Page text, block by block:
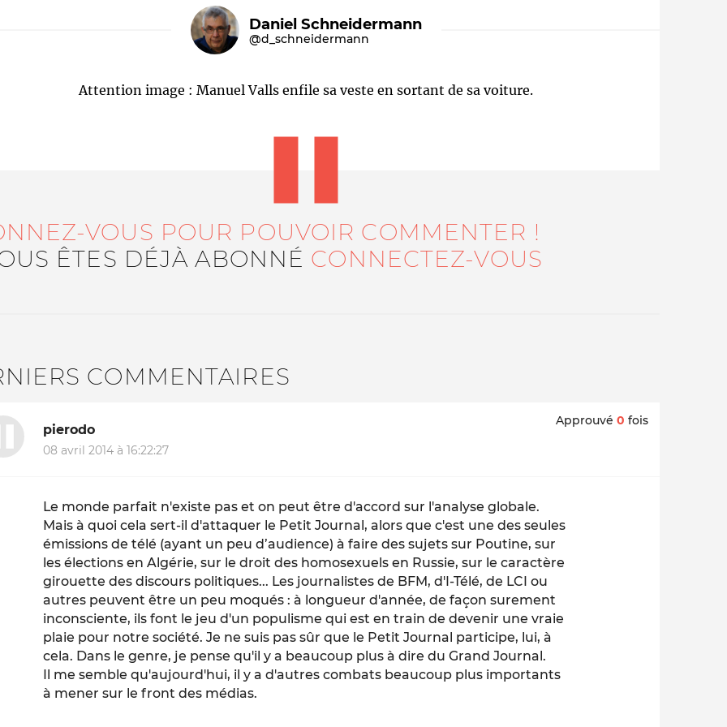
Daniel Schneidermann
@d_schneidermann
Attention image : Manuel Valls enfile sa veste en sortant de sa voiture.
VOUS POUR POUVOIR COMMENTER !
ÊTES DÉJÀ ABONNÉ CONNECTEZ-VOUS
COMMENTAIRES
pierodo
08 avril 2014 à 16:22:27
Approuvé 0 fois
Le monde parfait n'existe pas et on peut être d'accord sur l'analyse globale.
Mais à quoi cela sert-il d'attaquer le Petit Journal, alors que c'est une des seules
émissions de télé (ayant un peu d’audience) à faire des sujets sur Poutine, sur
les élections en Algérie, sur le droit des homosexuels en Russie, sur le caractère
girouette des discours politiques... Les journalistes de BFM, d'I-Télé, de LCI ou
autres peuvent être un peu moqués : à longueur d'année, de façon surement
inconsciente, ils font le jeu d'un populisme qui est en train de devenir une vraie
plaie pour notre société. Je ne suis pas sûr que le Petit Journal participe, lui, à
cela. Dans le genre, je pense qu'il y a beaucoup plus à dire du Grand Journal.
Il me semble qu'aujourd'hui, il y a d'autres combats beaucoup plus importants
à mener sur le front des médias.